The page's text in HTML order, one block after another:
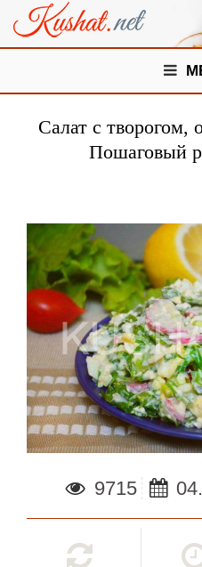
Салат с творогом,
Пошаговый
9715